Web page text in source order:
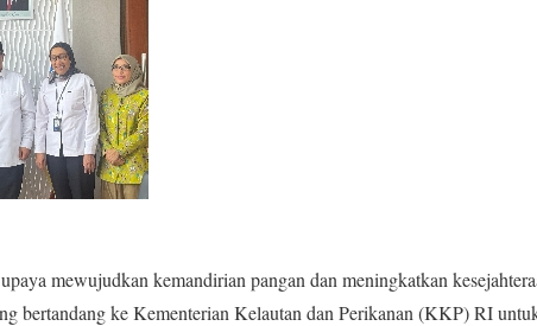
mewujudkan kemandirian pangan dan meningkatkan
bertandang ke Kementerian Kelautan dan Perikanan (KKP) RI